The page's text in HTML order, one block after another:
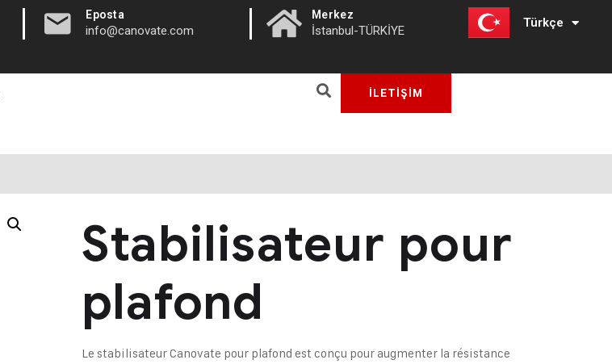
| Eposta
info@canovate.com | Merkez
İstanbul-TÜRKİYE
Türkçe
English
İLETİŞİM
Stabilisateur pour
plafond
Le stabilisateur Canovate pour plafond est conçu pour augmenter la résistance